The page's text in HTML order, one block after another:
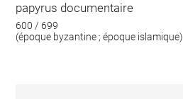
papyrus documentaire
600 / 699
(époque byzantine ; époque islamique)